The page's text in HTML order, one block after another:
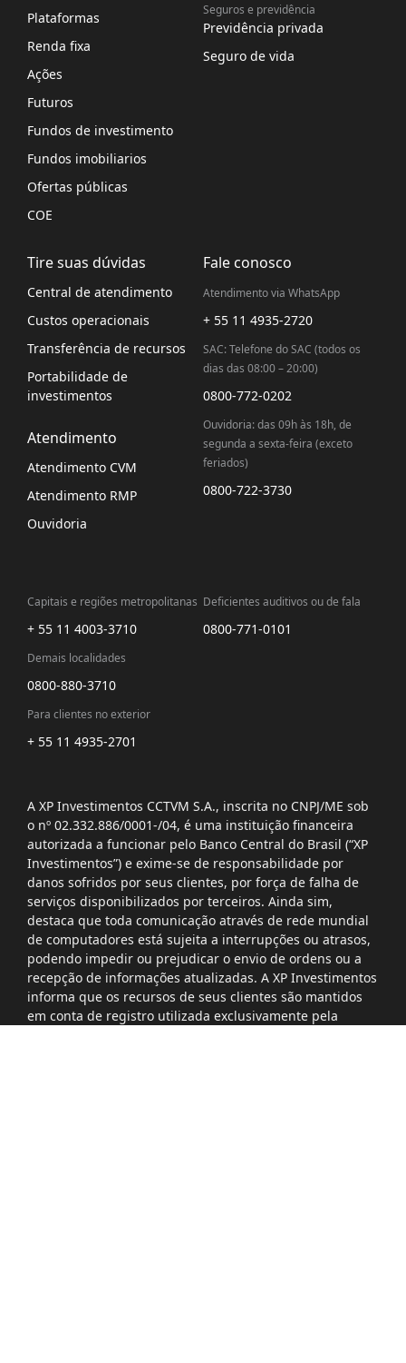
Plataformas
Renda fixa
Ações
Futuros
Fundos de investimento
Fundos imobiliarios
Ofertas públicas
COE
Seguros e previdência
Previdência privada
Seguro de vida
Tire suas dúvidas
Central de atendimento
Custos operacionais
Transferência de recursos
Portabilidade de
investimentos
Atendimento
Atendimento CVM
Atendimento RMP
Ouvidoria
Fale conosco
Atendimento via WhatsApp
+ 55 11 4935-2720
SAC: Telefone do SAC (todos os
dias das 08:00 – 20:00)
0800-772-0202
Ouvidoria: das 09h às 18h, de
segunda a sexta-feira (exceto
feriados)
0800-722-3730
Capitais e regiões metropolitanas
+ 55 11 4003-3710
Demais localidades
0800-880-3710
Para clientes no exterior
+ 55 11 4935-2701
Deficientes auditivos ou de fala
0800-771-0101
A XP Investimentos CCTVM S.A., inscrita no CNPJ/ME sob
o nº 02.332.886/0001-/­04, é uma instituição financeira
autorizada a funcionar pelo Banco Central do Brasil (“XP
Investimentos”) e exime-se de responsabilidade por
danos sofridos por seus clientes, por força de falha de
serviços disponibilizados por terceiros. Ainda sim,
destaca que toda comunicação através de rede mundial
de computadores está sujeita a interrupções ou atrasos,
podendo impedir ou prejudicar o envio de ordens ou a
recepção de informações atualizadas. A XP Investimentos
informa que os recursos de seus clientes são mantidos
em conta de registro utilizada exclusivamente pela